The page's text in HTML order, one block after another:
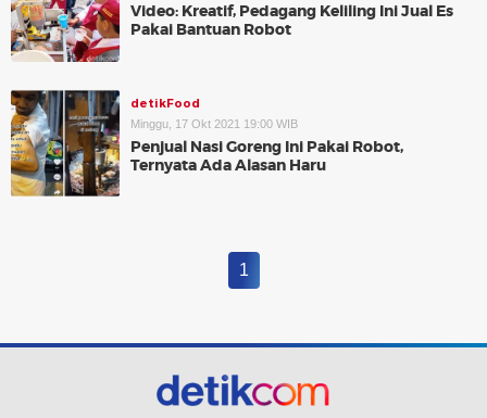
Video: Kreatif, Pedagang Keliling Ini Jual Es
Pakai Bantuan Robot
detikFood
Minggu, 17 Okt 2021 19:00 WIB
Penjual Nasi Goreng Ini Pakai Robot,
Ternyata Ada Alasan Haru
1